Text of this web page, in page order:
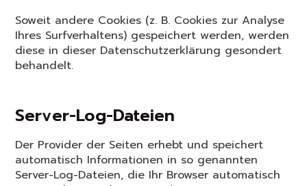
Soweit andere Cookies (z. B. Cookies zur Analyse
Ihres Surfverhaltens) gespeichert werden, werden
diese in dieser Datenschutzerklärung gesondert
behandelt.
Server-Log-Dateien
Der Provider der Seiten erhebt und speichert
automatisch Informationen in so genannten
Server-Log-Dateien, die Ihr Browser automatisch